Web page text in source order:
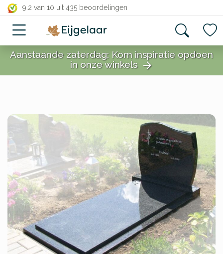
9.2 van 10 uit 435 beoordelingen
close
close
Aanstaande zaterdag: Kom inspiratie opdoen
in onze winkels arrow_forward